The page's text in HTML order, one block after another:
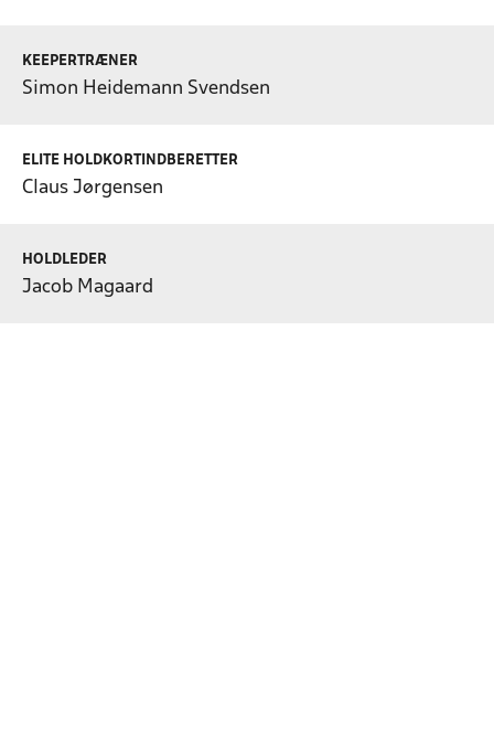
KEEPERTRÆNER
Simon Heidemann Svendsen
ELITE HOLDKORTINDBERETTER
Claus Jørgensen
HOLDLEDER
Jacob Magaard